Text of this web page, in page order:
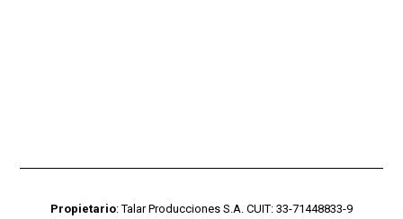
Propietario: Talar Producciones S.A. CUIT: 33-71448833-9